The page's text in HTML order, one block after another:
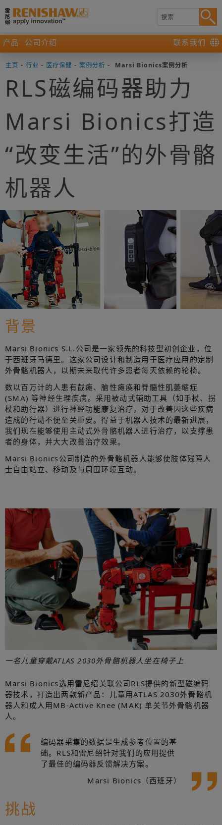
产品 公司介绍 联系我们
主页 - 行业 - 医疗保健 - 案例分析 - Marsi Bionics案例分析
RLS磁编码器助力
Marsi Bionics打造
“改变生活”的外骨骼
机器人
背景
Marsi Bionics S.L.公司是一家领先的科技型初创企业，位
于西班牙马德里。这家公司设计和制造用于医疗应用的定制
外骨骼机器人，以期未来取代许多患者每天依赖的轮椅。
数以百万计的人患有截瘫、脑性瘫痪和脊髓性肌萎缩症
(SMA) 等神经生理疾病。采用被动式辅助工具（如手杖、拐
杖和助行器）进行神经功能康复治疗，对于改善因这些疾病
造成的行动不便至关重要。得益于机器人技术的最新进展，
我们现在能够使用主动式外骨骼机器人进行治疗，以支撑患
者的身体，并大大改善治疗效果。
Marsi Bionics公司制造的外骨骼机器人能够使肢体残障人
士自由站立、移动及与周围环境互动。
一名儿童穿戴ATLAS 2030外骨骼机器人坐在椅子上
Marsi Bionics选用雷尼绍关联公司RLS提供的新型磁编码
器技术，打造出两款新产品：儿童用ATLAS 2030外骨骼机
器人和成人用MB-Active Knee (MAK) 单关节外骨骼机器
人。
编码器采集的数据是生成参考位置的基
础。RLS和雷尼绍针对我们的应用提供
了最佳的编码器反馈解决方案。
Marsi Bionics（西班牙）
挑战